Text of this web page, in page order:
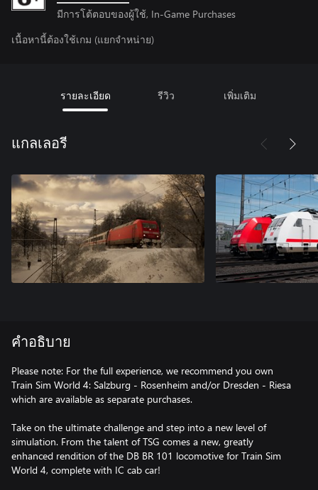
มีการโต้ตอบของผู้ใช้, In-Game Purchases
เนื้อหานี้ต้องใช้เกม (แยกจำหน่าย)
รายละเอียด รีวิว เพิ่มเติม
แกลเลอรี
คำอธิบาย
Please note: For the full experience, we recommend you own
Train Sim World 4: Salzburg - Rosenheim and/or Dresden - Riesa
which are available as separate purchases.
Take on the ultimate challenge and step into a new level of
simulation. From the talent of TSG comes a new, greatly
enhanced rendition of the DB BR 101 locomotive for Train Sim
World 4, complete with IC cab car!